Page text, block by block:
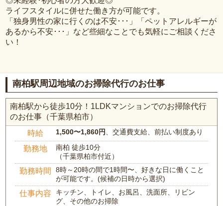
ライフスタイルに併せた働き方が可能です。
「独身男性の家に行くのは不安･･･」「ペットアレルギーが
あるから不安･･･」など些細なことでも気軽にご相談くださ
い！
南柏駅周辺地域のお掃除代行のお仕事
南柏駅から徒歩10分！1LDKマンションでのお掃除代行
のお仕事（千葉県柏市）
時給 1,500〜1,860円、交通費支給、前払い制度あり
勤務地
南柏 徒歩10分
（千葉県柏市付近）
勤務時間
8時～20時の間で1時間〜、好きな日に働くこと
が可能です。(候補の日時から選択)
仕事内容
キッチン、トイレ、お風呂、洗面所、リビン
グ、その他のお掃除